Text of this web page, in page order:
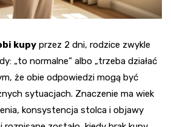
kupy przez 2 dni, rodzice zwykle
„to normalne” albo „trzeba działać
że obie odpowiedzi mogą być
sytuacjach. Znaczenie ma wiek
konsystencja stolca i objawy